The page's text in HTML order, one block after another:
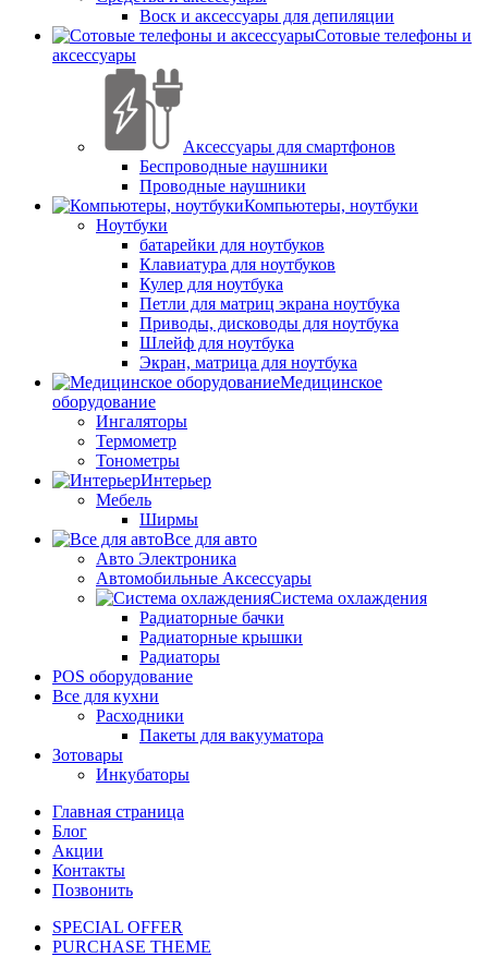
Воск и аксессуары для депиляции
Сотовые телефоны и
аксессуары
Аксессуары для смартфонов
Беспроводные наушники
Проводные наушники
Компьютеры, ноутбуки
Ноутбуки
батарейки для ноутбуков
Клавиатура для ноутбуков
Кулер для ноутбука
Петли для матриц экрана ноутбука
Приводы, дисководы для ноутбука
Шлейф для ноутбука
Экран, матрица для ноутбука
Медицинское
оборудование
Ингаляторы
Термометр
Тонометры
Интерьер
Мебель
Ширмы
Все для авто
Авто Электроника
Автомобильные Аксессуары
Система охлаждения
Радиаторные бачки
Радиаторные крышки
Радиаторы
POS оборудование
Все для кухни
Расходники
Пакеты для вакууматора
Зотовары
Инкубаторы
Главная страница
Блог
Акции
Контакты
Позвонить
SPECIAL OFFER
PURCHASE THEME